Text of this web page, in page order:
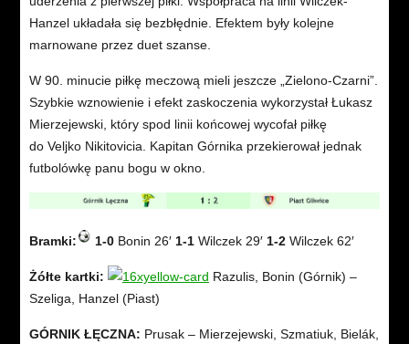
Hanzel układała się bezbłędnie. Efektem były kolejne
marnowane przez duet szanse.
W 90. minucie piłkę meczową mieli jeszcze „Zielono-Czarni”.
Szybkie wznowienie i efekt zaskoczenia wykorzystał Łukasz
Mierzejewski, który spod linii końcowej wycofał piłkę
do Veljko Nikitovicia. Kapitan Górnika przekierował jednak
futbolówkę panu bogu w okno.
Bramki: 1-0Bonin 26′ 1-1Wilczek 29′ 1-2Wilczek 62′
Żółte kartki:
Razulis, Bonin (Górnik) –
Szeliga, Hanzel (Piast)
GÓRNIK ŁĘCZNA: Prusak – Mierzejewski, Szmatiuk, Bielák,